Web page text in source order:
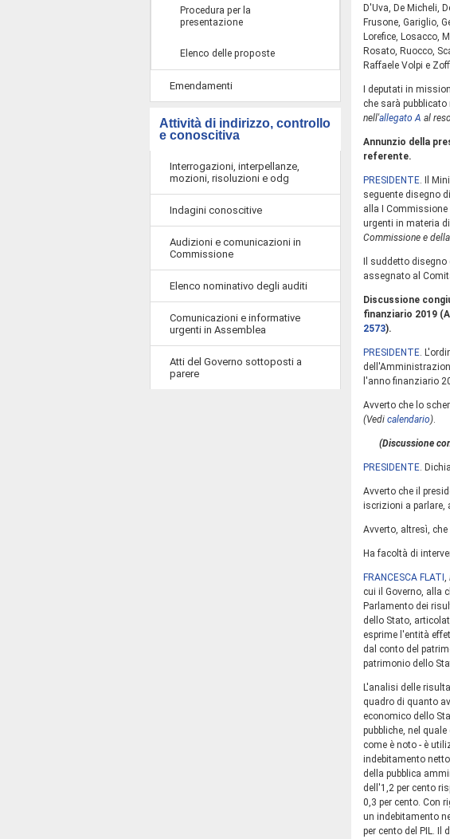
Procedura per la
presentazione
Elenco delle proposte
Emendamenti
Attività di indirizzo, controllo
e conoscitiva
Interrogazioni, interpellanze,
mozioni, risoluzioni e odg
Indagini conoscitive
Audizioni e comunicazioni in
Commissione
Elenco nominativo degli auditi
Comunicazioni e informative
urgenti in Assemblea
Atti del Governo sottoposti a
parere
D'Uva, De Micheli,
Frusone, Gariglio,
Lorefice, Losacco,
Rosato, Ruocco,
Raffaele Volpi e
I deputati in
che sarà pubblicato
nell'allegato A al
Annunzio della
referente.
PRESIDENTE. Il
seguente disegno
alla I Commissione
urgenti in materia
Commissione e
Il suddetto
assegnato al
Discussione
finanziario 2019
2573).
PRESIDENTE.
l'anno finanziario
Avverto che lo
(Vedi calendario).
(Discussione
PRESIDENTE.
Avverto che il
iscrizioni a parlare,
Avverto, altresì,
Ha facoltà di
FRANCESCA FLATI ,
cui il Governo, alla
Parlamento dei
dello Stato,
esprime l'entità
dal conto del
patrimonio dello
L'analisi delle
quadro di quanto
economico dello
pubbliche, nel
come è noto - è
indebitamento
della pubblica
dell'1,2 per cento
0,3 per cento. Con
un indebitamento
per cento del PIL.